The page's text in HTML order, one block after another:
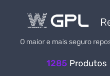
O maior e mais seguro
1285 Produtos